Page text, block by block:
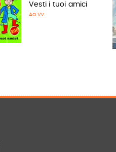
Vesti i tuoi amici
Aa.Vv.